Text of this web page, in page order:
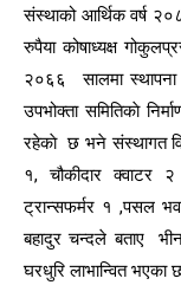
संस्थाको आर्थिक वर्ष
रुपैया कोषाध्यक्ष
२०६६ सालमा
उपभोक्ता समितिकाे
रहेकाे छ भने संस्थागत
१, चौकीदार क्वाटर
ट्रान्सफर्मर १ ,पसल
बहादुर चन्दले बताए
घरधुरि लाभान्वित भएका